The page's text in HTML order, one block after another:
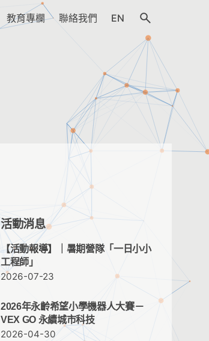
教育專欄 聯絡我們 EN
活動消息
【活動報導】｜暑期營隊「一日小小
工程師」
2026-07-23
2026年永齡希望小學機器人大賽－
VEX GO 永續城市科技
2026-04-30